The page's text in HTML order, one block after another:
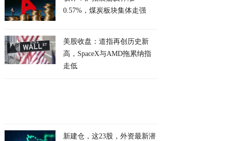
0.57%，煤炭板块集体走强
美股收盘：道指再创历史新
高，SpaceX与AMD拖累纳指
走低
新建仓，这23股，外资最新潜